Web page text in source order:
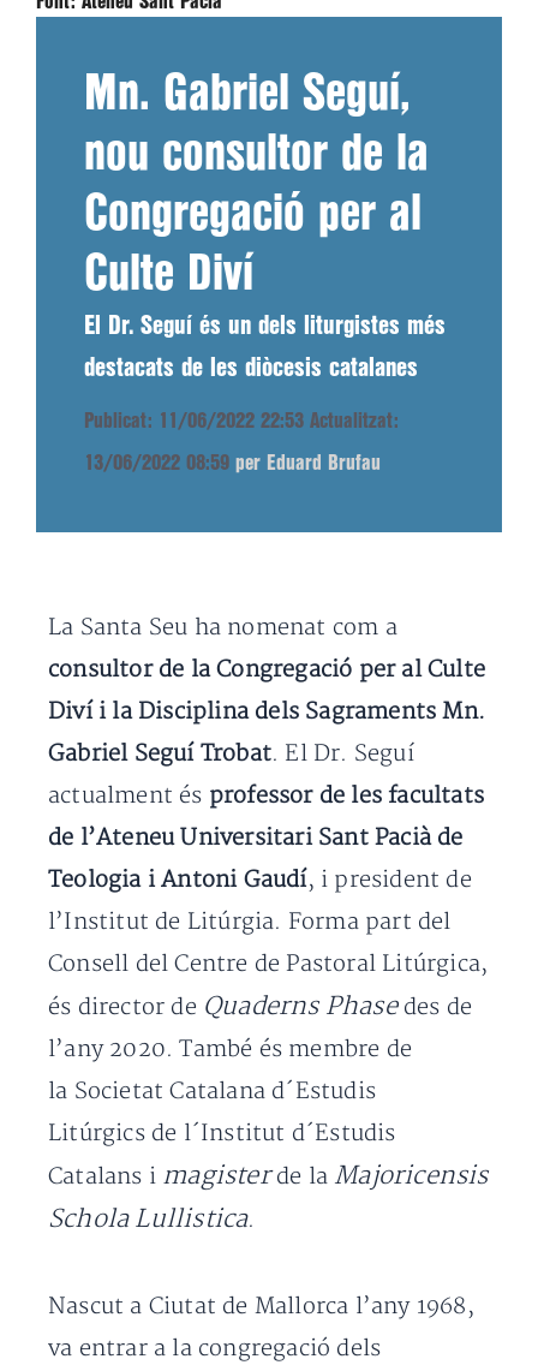
Mn. Gabriel Seguí,
nou consultor de la
Congregació per al
Culte Diví
El Dr. Seguí és un dels liturgistes més
destacats de les diòcesis catalanes
Publicat: 11/06/2022 22:53 Actualitzat:
13/06/2022 08:59 per Eduard Brufau
La Santa Seu ha nomenat com a
consultor de la Congregació per al Culte
Diví i la Disciplina dels Sagraments Mn.
Gabriel Seguí Trobat. El Dr. Seguí
actualment és professor de les facultats
de l’Ateneu Universitari Sant Pacià de
Teologia i Antoni Gaudí, i president de
l’Institut de Litúrgia. Forma part del
Consell del Centre de Pastoral Litúrgica,
és director de Quaderns Phasedes de
l’any 2020. També és membre de
la Societat Catalana d´Estudis
Litúrgics de l´Institut d´Estudis
Catalans i magisterde laMajoricensis
Schola Lullistica.
Nascut a Ciutat de Mallorca l’any 1968,
va entrar a la congregació dels